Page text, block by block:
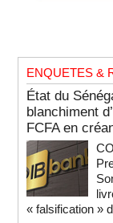
ENQUETES &
État du
blanchiment
FCFA en
« falsification »